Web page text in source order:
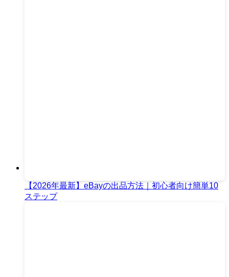
【2026年最新】eBayの出品方法｜初心者向け簡単10
ステップ